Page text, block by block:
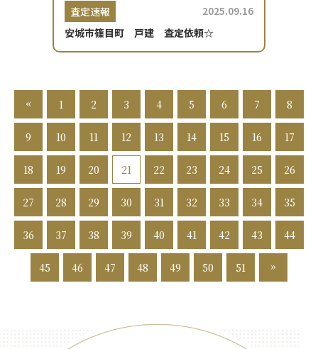
査定速報
2025.09.16
安城市篠目町 戸建 査定依頼☆
« 1 2 3 4 5 6 7 8
9 10 11 12 13 14 15 16 17
18 19 20 21 22 23 24 25 26
27 28 29 30 31 32 33 34 35
36 37 38 39 40 41 42 43 44
45 46 47 48 49 50 51 »